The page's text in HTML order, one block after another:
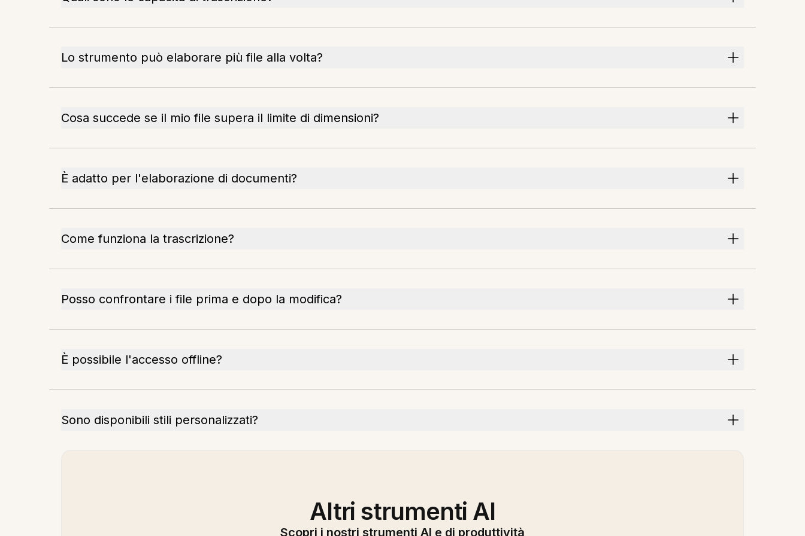
Lo strumento può elaborare più file alla volta?
Cosa succede se il mio file supera il limite di dimensioni?
È adatto per l'elaborazione di documenti?
Come funziona la trascrizione?
Posso confrontare i file prima e dopo la modifica?
È possibile l'accesso offline?
Sono disponibili stili personalizzati?
Altri strumenti AI
Scopri i nostri strumenti AI e di produttività